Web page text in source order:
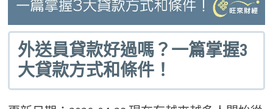
外送員貸款好過嗎？一篇掌握3
大貸款方式和條件！